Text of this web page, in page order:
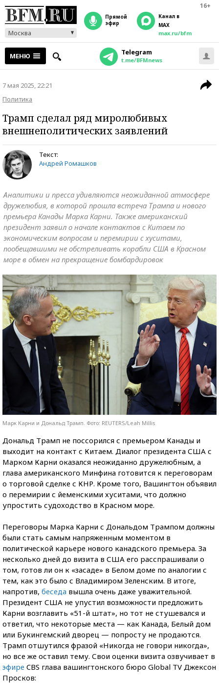
16+
Москва
прямой
эфир
Канал в
MAX
max.ru/bfm
МЕНЮ Telegram
t.me/BFMnews
7 мая 2025, 22:21
Политика
Трамп сделал ряд миролюбивых
внешнеполитических заявлений
Текст:
Андрей Ромашков
Аналитики и пресса удивляются неожиданной атмосфере
дружелюбия, в которой прошла встреча Трампа и нового
премьера Канады Марка Карни. Также американский
президент заявил о начале контактов с Китаем по
экономическим вопросам и перемирии с хуситами,
пообещавшими не обстреливать корабли США в Красном
море в обмен на прекращение бомбардировок
Марк Карни и Дональд Трамп. Фото: REUTERS/Leah Millis
Дональд Трамп не поссорился с премьером Канады и
выходит на контакт с Китаем. Диалог президента США с
Марком Карни оказался неожиданно дружелюбным, а
глава американского Минфина готовится к переговорам
о торговой сделке с КНР. Кроме того, Вашингтон объявил
о перемирии с йеменскими хуситами, что должно
упростить судоходство в Красном море.
Переговоры Марка Карни с Дональдом Трампом должны
были стать самым напряженным моментом в
политической карьере нового канадского премьера. За
несколько дней до визита в США его расспрашивали о
том, готов ли он к «засаде» в Белом доме по аналогии с
тем, как это было с Владимиром Зеленским. В итоге,
напротив, беседа вышла очень даже уважительной.
Президент США не упустил возможности предложить
Карни возглавить «51-й штат», но тот не стушевался и
ответил, что некоторые места — как Канада, Белый дом
или Букингемский дворец — попросту не продаются.
Трамп отшутился фразой «Никогда не говори никогда»,
но все же оставил тему. Свои оценки визита озвучивает в
эфире CBS глава вашингтонского бюро Global TV Джексон
Просков: